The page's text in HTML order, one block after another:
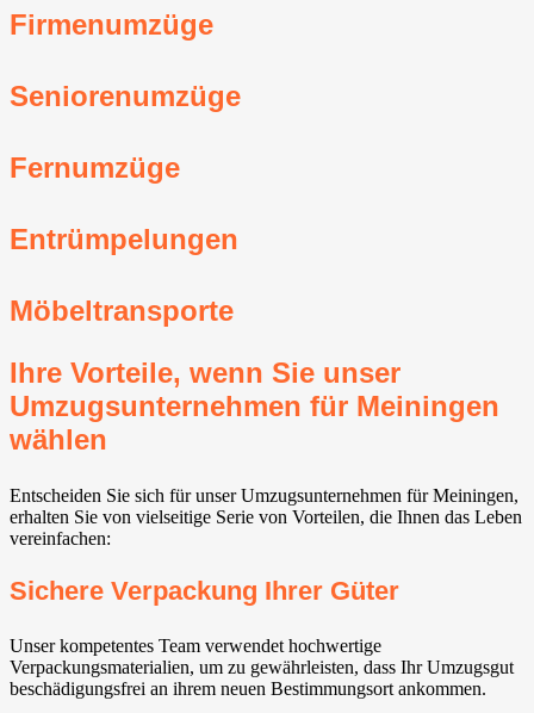
Firmenumzüge
Seniorenumzüge
Fernumzüge
Entrümpelungen
Möbeltransporte
Ihre Vorteile, wenn Sie unser
Umzugsunternehmen für Meiningen
wählen
Entscheiden Sie sich für unser Umzugsunternehmen für Meiningen,
erhalten Sie von vielseitige Serie von Vorteilen, die Ihnen das Leben
vereinfachen:
Sichere Verpackung Ihrer Güter
Unser kompetentes Team verwendet hochwertige
Verpackungsmaterialien, um zu gewährleisten, dass Ihr Umzugsgut
beschädigungsfrei an ihrem neuen Bestimmungsort ankommen.